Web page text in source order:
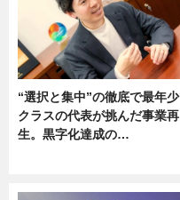
“選択と集中”の徹底で最年少
クラスの代表が挑んだ事業再
生。黒字化達成の…